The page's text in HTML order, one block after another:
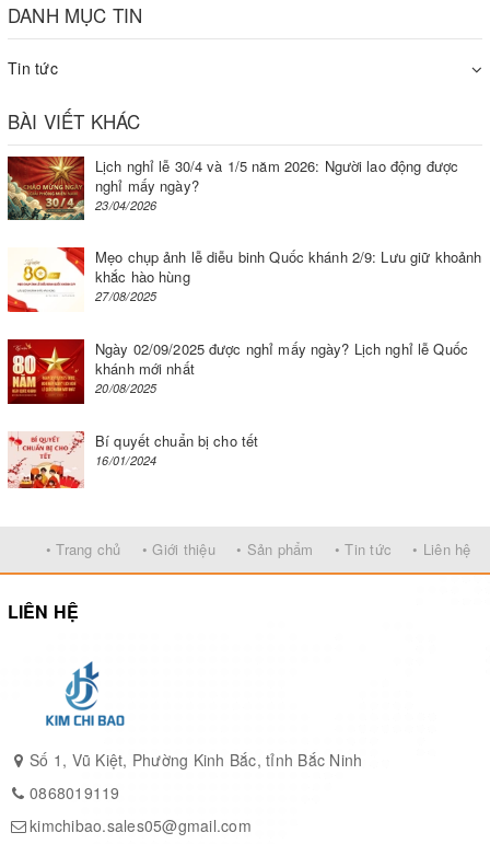
DANH MỤC TIN
Tin tức
BÀI VIẾT KHÁC
Lịch nghỉ lễ 30/4 và 1/5 năm 2026: Người lao động được
nghỉ mấy ngày?
23/04/2026
Mẹo chụp ảnh lễ diễu binh Quốc khánh 2/9: Lưu giữ khoảnh
khắc hào hùng
27/08/2025
Ngày 02/09/2025 được nghỉ mấy ngày? Lịch nghỉ lễ Quốc
khánh mới nhất
20/08/2025
Bí quyết chuẩn bị cho tết
16/01/2024
• Trang chủ • Giới thiệu • Sản phẩm • Tin tức • Liên hệ
LIÊN HỆ
Số 1, Vũ Kiệt, Phường Kinh Bắc, tỉnh Bắc Ninh
0868019119
kimchibao.sales05@gmail.com